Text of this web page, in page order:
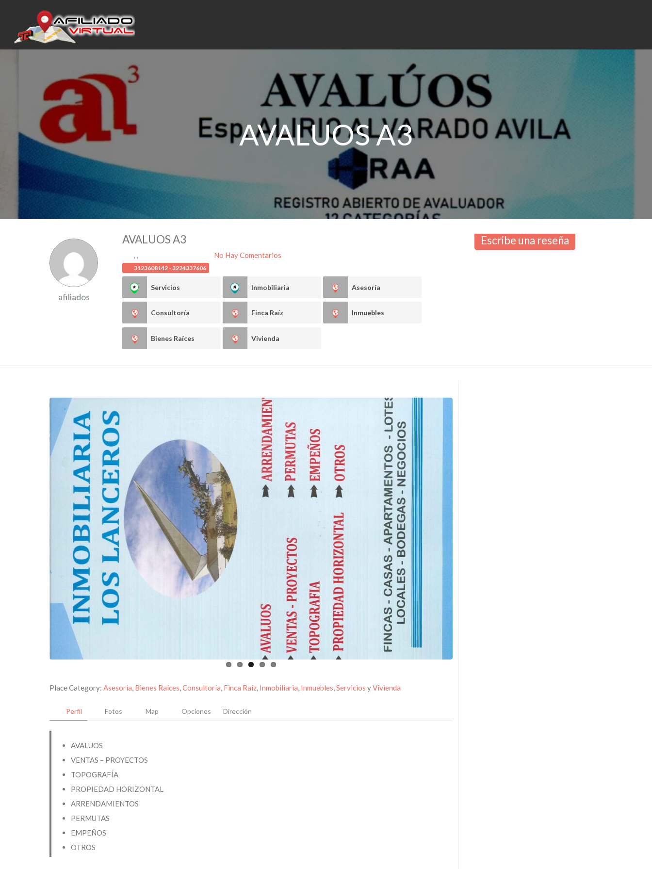
AVALUOS A3
afiliados
AVALUOS A3
, , No Hay Comentarios
3123608142 - 3224337606
Servicios Inmobiliaria Asesoría
Consultoría Finca Raíz Inmuebles
Bienes Raíces Vivienda
Escribe una reseña
Place Category: Asesoría, Bienes Raíces,Consultoría, Finca Raíz, Inmobiliaria, Inmuebles,Servicios yVivienda
Perfil Fotos Map Opciones Dirección
AVALUOS
VENTAS – PROYECTOS
TOPOGRAFÍA
PROPIEDAD HORIZONTAL
ARRENDAMIENTOS
PERMUTAS
EMPEÑOS
OTROS